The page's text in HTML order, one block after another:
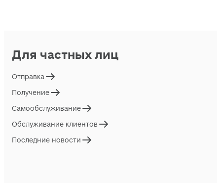
Для частных лиц
Отправка
Получение
Самообслуживание
Обслуживание клиентов
Последние новости